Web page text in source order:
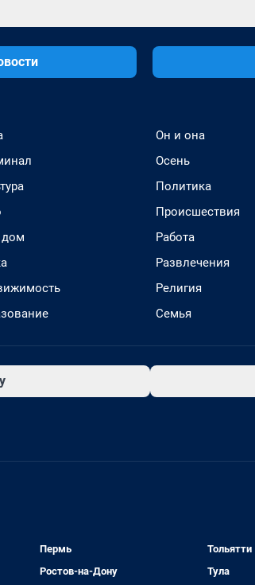
Он и она
Осень
Политика
Происшествия
Работа
Развлечения
Религия
Семья
Пермь
Ростов-на-Дону
Тольятти
Тула